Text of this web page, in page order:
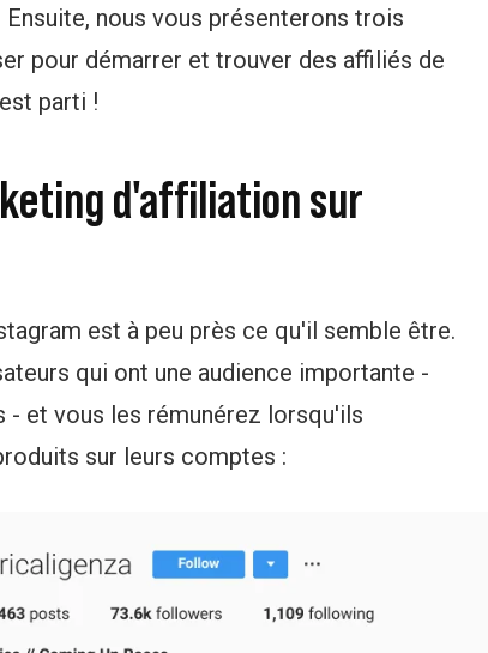
nous vous présenterons trois
pour démarrer et trouver des affiliés de
parti !
d'affiliation sur
est à peu près ce qu'il semble être.
qui ont une audience importante -
- et vous les rémunérez lorsqu'ils
sur leurs comptes :